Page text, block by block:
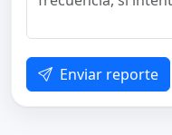
Enviar reporte